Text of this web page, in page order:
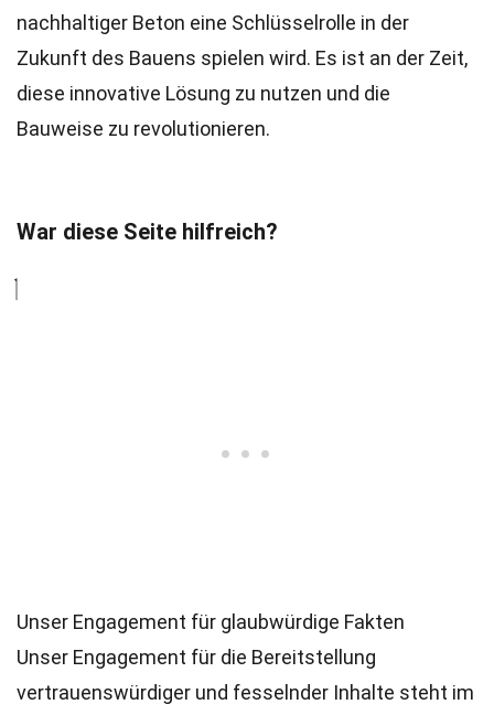
nachhaltiger Beton eine Schlüsselrolle in der
Zukunft des Bauens spielen wird. Es ist an der Zeit,
diese innovative Lösung zu nutzen und die
Bauweise zu revolutionieren.
War diese Seite hilfreich?
Unser Engagement für glaubwürdige Fakten
Unser Engagement für die Bereitstellung
vertrauenswürdiger und fesselnder Inhalte steht im